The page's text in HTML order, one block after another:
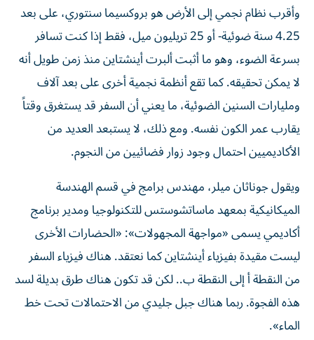
وأقرب نظام نجمي إلى الأرض هو بروكسيما سنتوري، على بعد
4.25 سنة ضوئية- أو 25 تريليون ميل، فقط إذا كنت تسافر
بسرعة الضوء، وهو ما أثبت ألبرت أينشتاين منذ زمن طويل أنه
لا يمكن تحقيقه. كما تقع أنظمة نجمية أخرى على بعد آلاف
ومليارات السنين الضوئية، ما يعني أن السفر قد يستغرق وقتاً
يقارب عمر الكون نفسه. ومع ذلك، لا يستبعد العديد من
الأكاديميين احتمال وجود زوار فضائيين من النجوم.
ويقول جوناثان ميلر، مهندس برامج في قسم الهندسة
الميكانيكية بمعهد ماساتشوستس للتكنولوجيا ومدير برنامج
أكاديمي يسمى «مواجهة المجهولات»: «الحضارات الأخرى
ليست مقيدة بفيزياء أينشتاين كما نعتقد. هناك فيزياء السفر
من النقطة أ إلى النقطة ب.. لكن قد تكون هناك طرق بديلة لسد
هذه الفجوة. ربما هناك جبل جليدي من الاحتمالات تحت خط
الماء».